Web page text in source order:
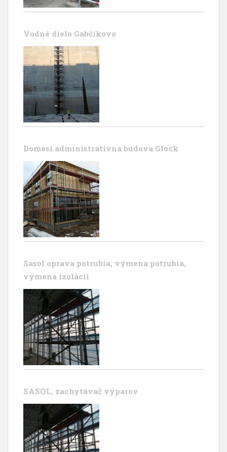
Vodné dielo Gabčíkovo
Domesi administrativna budova Glock
Sasol oprava potrubia, výmena potrubia,
výmena izolácii
SASOL, zachytávač výparov